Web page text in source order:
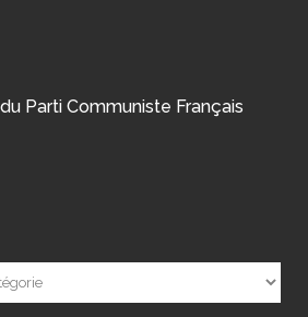
Parti Communiste Français